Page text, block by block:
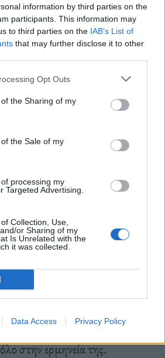
information by third parties on the
participants. This information may
to third parties on the IAB’s List of
that may further disclose it to other
Opt Outs
the Sharing of my
the Sale of my
processing my
Targeted Advertising.
Collection, Use,
or Sharing of my
Is Unrelated with the
it was collected.
Data Access Privacy Policy
και την επιμονή της Houston.
ότι οι συζητήσεις που έγιναν
Τι προκαλεί στους
ζωής και της μουσικής της;
να είναι μια ενεργή επιδίωξη,
μίλησαν επίσης για το πώς
της Houston βοήθησε
που την ήξεραν τόσο καλά
αναμνήσεις που ήταν
έκανε τη διαδικασία των
εμπειρία».
έδωσε σημειώσεις που έπαιξαν
στην ερμηνεία της.